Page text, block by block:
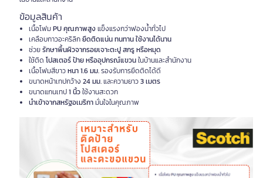
ข้อมูลสินค้า
เนื้อโฟมPU คุณภาพสูงแข็งแรงกว่าฟองน้ำทั่วไป
เคลือบกาวอะคริลิกยึดติดแน่น ทนทาน ใช้งานได้นาน
ช่วยรักษาพื้นผิวจากรอยเจาะตะปู สกรู หรือหมุด
ใช้ติด โปสเตอร์ ป้าย หรืออุปกรณ์แขวนในบ้านและสำนักงาน
เนื้อโฟมสีขาวหนา 1.6 มม.รองรับการยึดติดได้ดี
ขนาดหน้าเทปกว้าง 24 มม.และความยาว3 เมตร
ขนาดแกนเทป1 นิ้วใช้งานสะดวก
นำเข้าจากสหรัฐอเมริกามั่นใจในคุณภาพ